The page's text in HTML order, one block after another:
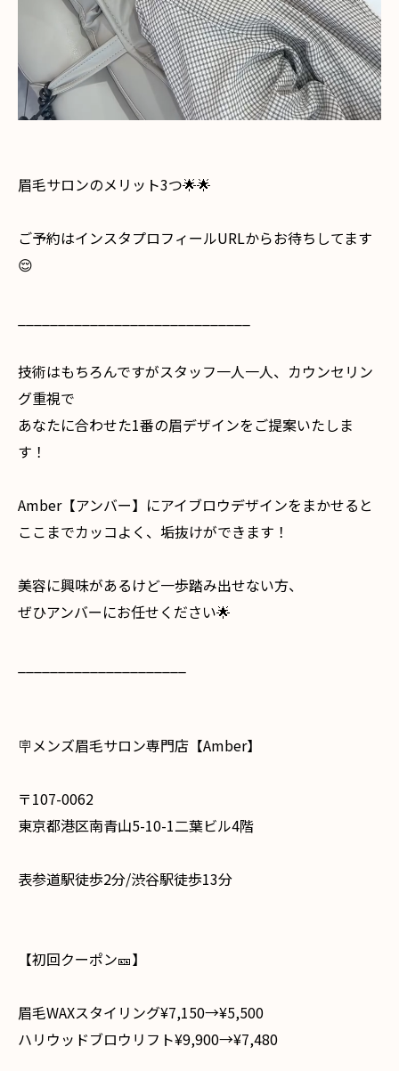
⁡眉毛サロンのメリット3つ🌟🌟
ご予約はインスタプロフィールURLからお待ちしてます
😌
技術はもちろんですがスタッフ一人一人、カウンセリン
グ重視で
あなたに合わせた1番の眉デザインをご提案いたしま
す！
Amber【アンバー】にアイブロウデザインをまかせると
ここまでカッコよく、垢抜けができます！
美容に興味があるけど一歩踏み出せない方、
ぜひアンバーにお任せください🌟
🪧メンズ眉毛サロン専門店【Amber】
〒107-0062
東京都港区南青山5-10-1二葉ビル4階
表参道駅徒歩2分/渋谷駅徒歩13分
【初回クーポン🎫】
眉毛WAXスタイリング¥7,150→¥5,500
ハリウッドブロウリフト¥9,900→¥7,480